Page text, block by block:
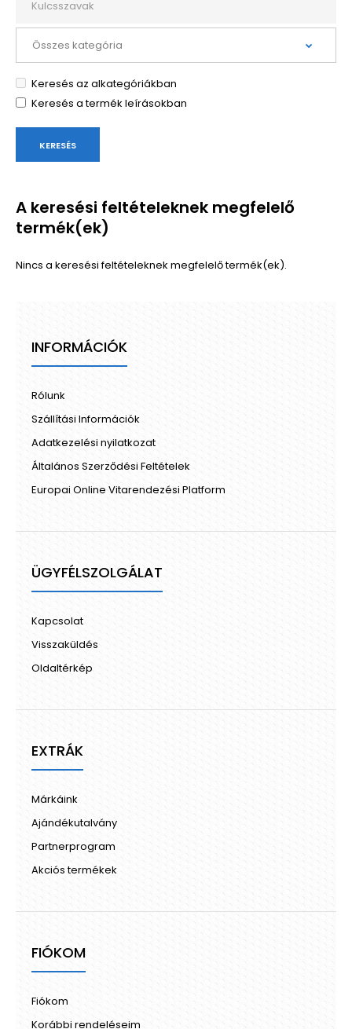
Keresés az alkategóriákban
Keresés a termék leírásokban
A keresési feltételeknek megfelelő
termék(ek)
Nincs a keresési feltételeknek megfelelő termék(ek).
INFORMÁCIÓK
Rólunk
Szállítási Információk
Adatkezelési nyilatkozat
Általános Szerződési Feltételek
Europai Online Vitarendezési Platform
ÜGYFÉLSZOLGÁLAT
Kapcsolat
Visszaküldés
Oldaltérkép
EXTRÁK
Márkáink
Ajándékutalvány
Partnerprogram
Akciós termékek
FIÓKOM
Fiókom
Korábbi rendeléseim